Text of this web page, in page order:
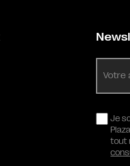
mail
RGPD
Je
tout